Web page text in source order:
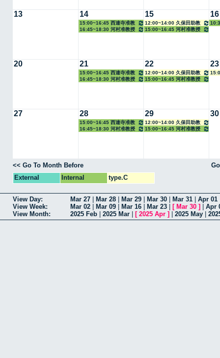
13 14
15:00~16:45 西連寺准教
授
16:45~18:30 河村准教授
15
12:00~14:00 久保田助教
15:00~16:45 河村准教授
16
20 21
15:00~16:45 西連寺准教
授
16:45~18:30 河村准教授
22
12:00~14:00 久保田助教
15:00~16:45 河村准教授
23
27 28
15:00~16:45 西連寺准教
授
16:45~18:30 河村准教授
29
12:00~14:00 久保田助教
15:00~16:45 河村准教授
30
<< Go To Month Before
External
Internal type.C
View Day: Mar 27 Mar 28 Mar 29 Mar 30 Mar 31 Apr 01
View Week:
Mar 02 Mar 09 Mar 16 Mar 23 [ Mar 30 ]
Apr
View Month:
2025 Feb 2025 Mar [ 2025 Apr ] 2025 May